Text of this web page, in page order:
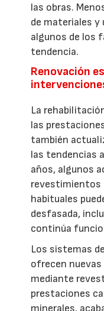
las obras.
de materiales y
algunos de los
tendencia.
Renovación
La
las
también
las tendencias
años, algunos
revestimientos
habituales
desfasada,
continúa
Los sistemas
ofrecen
mediante
prestaciones